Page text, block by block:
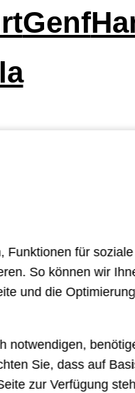
Genf
Funktionen für
So können wir
und die
notwendigen,
Sie, dass auf
zur Verfügung